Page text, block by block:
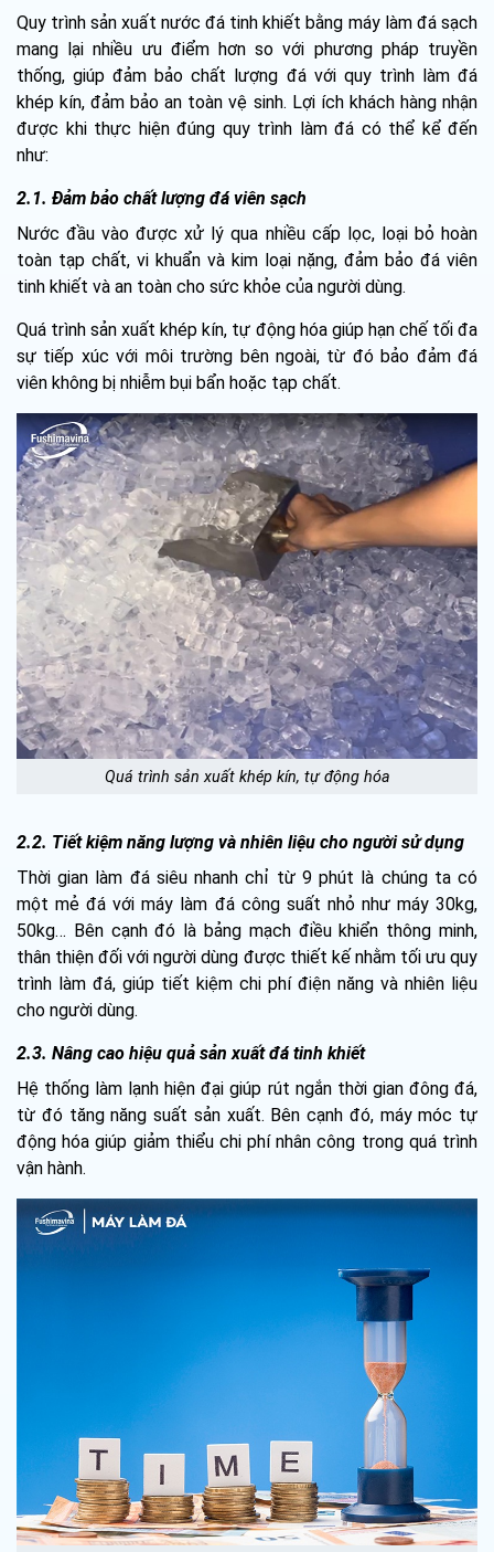
Quy trình sản xuất nước đá tinh khiết bằng máy làm đá sạch
mang lại nhiều ưu điểm hơn so với phương pháp truyền
thống, giúp đảm bảo chất lượng đá với quy trình làm đá
khép kín, đảm bảo an toàn vệ sinh. Lợi ích khách hàng nhận
được khi thực hiện đúng quy trình làm đá có thể kể đến
như:
2.1. Đảm bảo chất lượng đá viên sạch
Nước đầu vào được xử lý qua nhiều cấp lọc, loại bỏ hoàn
toàn tạp chất, vi khuẩn và kim loại nặng, đảm bảo đá viên
tinh khiết và an toàn cho sức khỏe của người dùng.
Quá trình sản xuất khép kín, tự động hóa giúp hạn chế tối đa
sự tiếp xúc với môi trường bên ngoài, từ đó bảo đảm đá
viên không bị nhiễm bụi bẩn hoặc tạp chất.
Quá trình sản xuất khép kín, tự động hóa
2.2. Tiết kiệm năng lượng và nhiên liệu cho người sử dụng
Thời gian làm đá siêu nhanh chỉ từ 9 phút là chúng ta có
một mẻ đá với máy làm đá công suất nhỏ như máy 30kg,
50kg… Bên cạnh đó là bảng mạch điều khiển thông minh,
thân thiện đối với người dùng được thiết kế nhằm tối ưu quy
trình làm đá, giúp tiết kiệm chi phí điện năng và nhiên liệu
cho người dùng.
2.3. Nâng cao hiệu quả sản xuất đá tinh khiết
Hệ thống làm lạnh hiện đại giúp rút ngắn thời gian đông đá,
từ đó tăng năng suất sản xuất. Bên cạnh đó, máy móc tự
động hóa giúp giảm thiểu chi phí nhân công trong quá trình
vận hành.